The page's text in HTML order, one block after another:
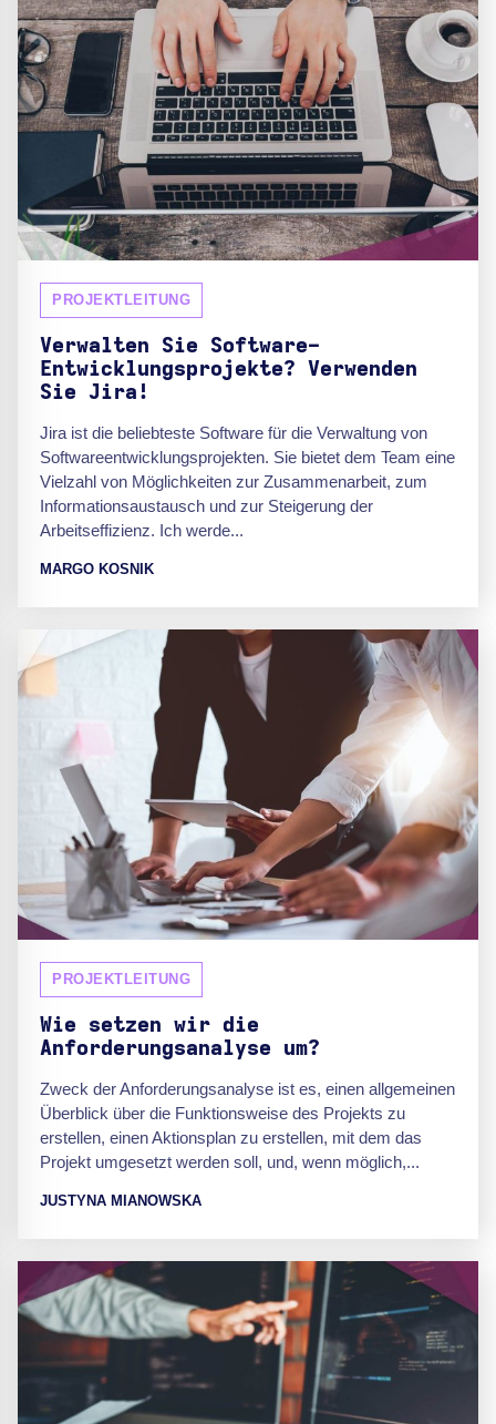
PROJEKTLEITUNG
Verwalten Sie Software-
Entwicklungsprojekte? Verwenden
Sie Jira!
Jira ist die beliebteste Software für die Verwaltung von
Softwareentwicklungsprojekten. Sie bietet dem Team eine
Vielzahl von Möglichkeiten zur Zusammenarbeit, zum
Informationsaustausch und zur Steigerung der
Arbeitseffizienz. Ich werde...
MARGO KOSNIK
PROJEKTLEITUNG
Wie setzen wir die
Anforderungsanalyse um?
Zweck der Anforderungsanalyse ist es, einen allgemeinen
Überblick über die Funktionsweise des Projekts zu
erstellen, einen Aktionsplan zu erstellen, mit dem das
Projekt umgesetzt werden soll, und, wenn möglich,...
JUSTYNA MIANOWSKA